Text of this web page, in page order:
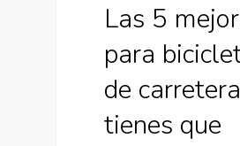
Las 5
para
de
tienes que